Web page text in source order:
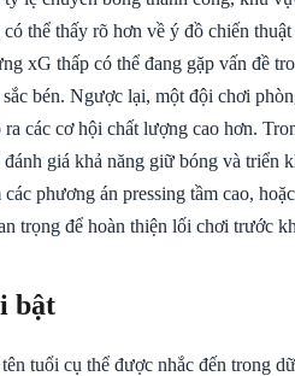
thể thấy rõ hơn về ý đồ chiến
xG thấp có thể đang gặp vấn đề
bén. Ngược lại, một đội chơi
các cơ hội chất lượng cao hơn.
đánh giá khả năng giữ bóng và triển
phương án pressing tầm cao,
trọng để hoàn thiện lối chơi trước
bật
tuổi cụ thể được nhắc đến trong